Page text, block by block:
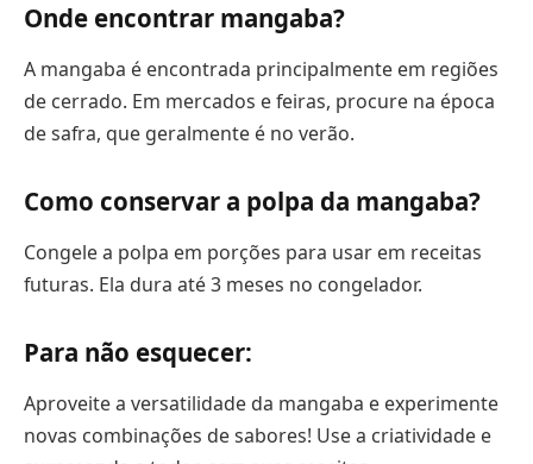
Onde encontrar mangaba?
A mangaba é encontrada principalmente em regiões
de cerrado. Em mercados e feiras, procure na época
de safra, que geralmente é no verão.
Como conservar a polpa da mangaba?
Congele a polpa em porções para usar em receitas
futuras. Ela dura até 3 meses no congelador.
Para não esquecer:
Aproveite a versatilidade da mangaba e experimente
novas combinações de sabores! Use a criatividade e